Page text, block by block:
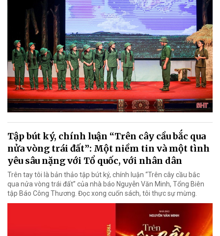
Tập bút ký, chính luận “Trên cây cầu bắc qua
nửa vòng trái đất”: Một niềm tin và một tình
yêu sâu nặng với Tổ quốc, với nhân dân
Trên tay tôi là bản thảo tập bút ký, chính luận “Trên cây cầu bắc
qua nửa vòng trái đất” của nhà báo Nguyễn Văn Minh, Tổng Biên
tập Báo Công Thương. Đọc xong cuốn sách, tôi thực sự mừng.